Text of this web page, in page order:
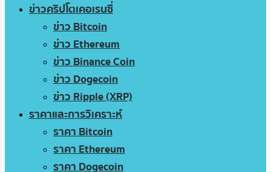
ข่าวคริปโตเคอเรนซี่
ข่าว Bitcoin
ข่าว Ethereum
ข่าว Binance Coin
ข่าว Dogecoin
ข่าว Ripple (XRP)
ราคาและการวิเคราะห์
ราคา Bitcoin
ราคา Ethereum
ราคา Dogecoin